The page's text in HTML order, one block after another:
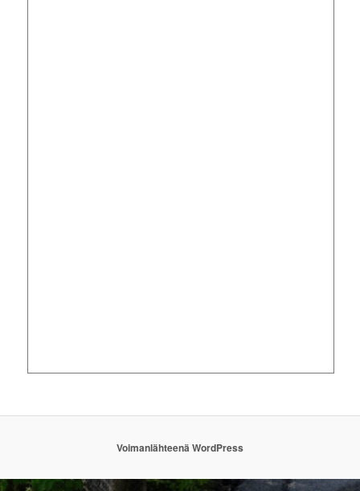
Voimanlähteenä WordPress